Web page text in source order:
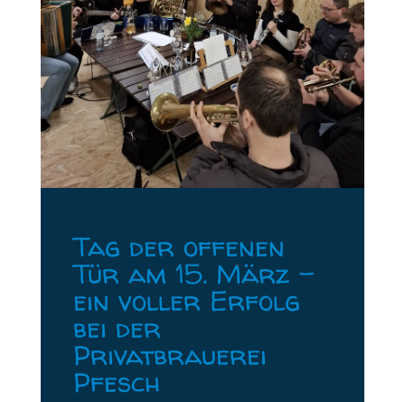
Tag der offenen
Tür am 15. März –
ein voller Erfolg
bei der
Privatbrauerei
Pfesch